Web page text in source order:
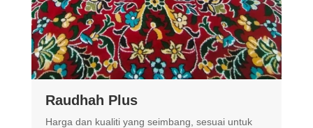
Raudhah Plus
Harga dan kualiti yang seimbang, sesuai untuk